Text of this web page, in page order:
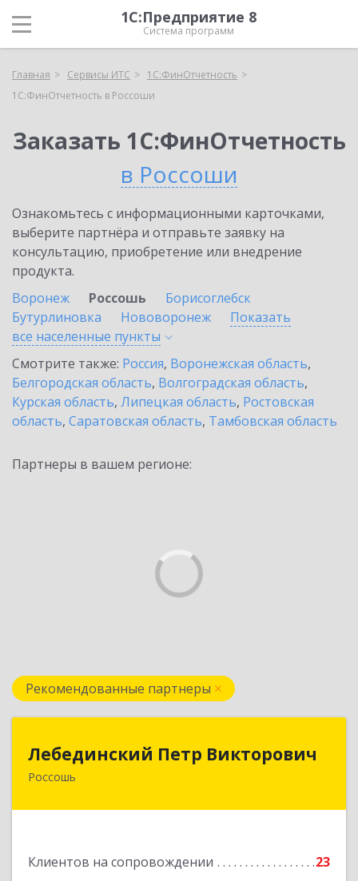
1С:Предприятие 8
Система программ
Главная Сервисы ИТС
1С:ФинОтчетность
1С:ФинОтчетность в Россоши
Заказать 1С:ФинОтчетность
в Россоши
Ознакомьтесь с информационными карточками,
выберите партнёра и отправьте заявку на
консультацию, приобретение или внедрение
продукта.
Воронеж
Россошь
Борисоглебск
Бутурлиновка
Нововоронеж
Показать
все населенные пункты
Смотрите также: Россия, Воронежская область,
Белгородская область, Волгоградская область,
Курская область, Липецкая область, Ростовская
область, Саратовская область, Тамбовская область
Партнеры в вашем регионе:
Рекомендованные партнеры
Лебединский Петр Викторович
Россошь
Клиентов на сопровождении 23
Лебединский Петр Викторович
396650, Воронежская обл., г. Россошь, пер.